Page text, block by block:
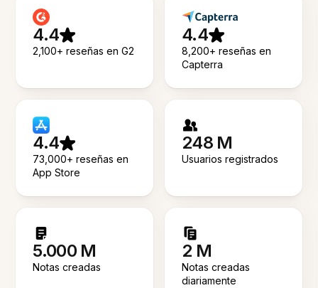
4.4
2,100+ reseñas en G2
4.4
8,200+ reseñas en
Capterra
4.4
73,000+ reseñas en
App Store
248 M
Usuarios registrados
5.000 M
Notas creadas
2 M
Notas creadas
diariamente